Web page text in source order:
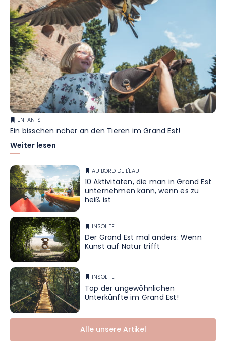
ENFANTS
Ein bisschen näher an den Tieren im Grand Est!
Weiter lesen
AU BORD DE L'EAU
10 Aktivitäten, die man in Grand Est
unternehmen kann, wenn es zu
heiß ist
INSOLITE
Der Grand Est mal anders: Wenn
Kunst auf Natur trifft
INSOLITE
Top der ungewöhnlichen
Unterkünfte im Grand Est!
Alle unsere Artikel